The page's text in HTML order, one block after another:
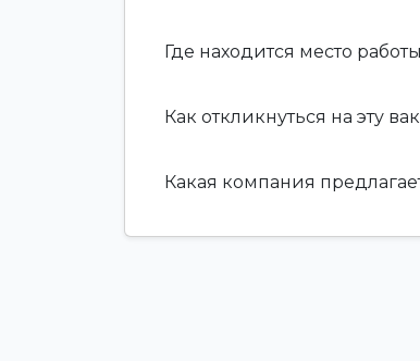
Где находится место
Как откликнуться на эту
Какая компания